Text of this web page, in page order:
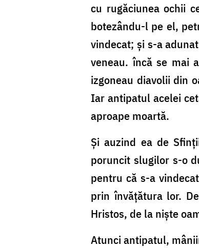
cu rugăciunea ochii
botezându-l pe el,
vindecat; și s-a
veneau. încă se mai
izgoneau diavolii din
Iar antipatul acelei
aproape moartă.
Și auzind ea de
poruncit slugilor s-o
pentru că s-a
prin învățătura lor.
Hristos, de la niște
Atunci antipatul,